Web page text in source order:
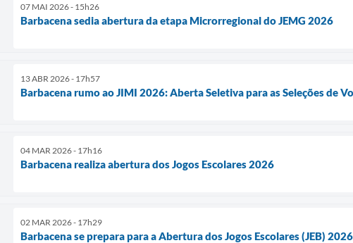
07 MAI 2026 - 15h26
Barbacena sedia abertura da etapa Microrregional do JEMG 2026
13 ABR 2026 - 17h57
Barbacena rumo ao JIMI 2026: Aberta Seletiva para as Seleções de
04 MAR 2026 - 17h16
Barbacena realiza abertura dos Jogos Escolares 2026
02 MAR 2026 - 17h29
Barbacena se prepara para a Abertura dos Jogos Escolares (JEB) 2026